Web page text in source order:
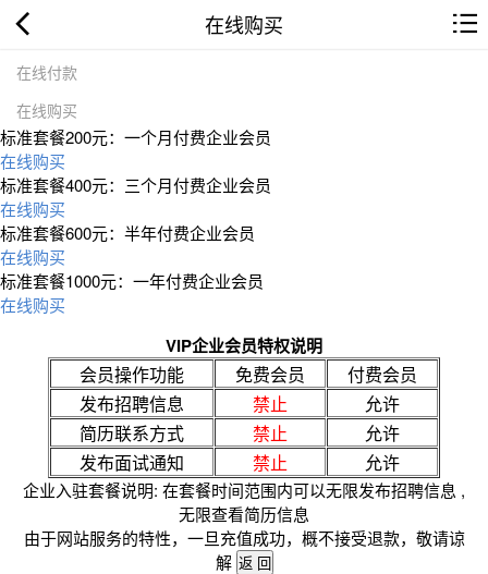
在线购买
在线付款
在线购买
标准套餐200元：一个月付费企业会员
在线购买
标准套餐400元：三个月付费企业会员
在线购买
标准套餐600元：半年付费企业会员
在线购买
标准套餐1000元：一年付费企业会员
在线购买
VIP企业会员特权说明
会员操作功能 免费会员
付费会员
发布招聘信息
禁止
允许
简历联系方式
禁止
允许
发布面试通知
禁止 允许
企业入驻套餐说明: 在套餐时间范围内可以无限发布招聘信息 ,
无限查看简历信息
由于网站服务的特性，一旦充值成功，概不接受退款，敬请谅
解